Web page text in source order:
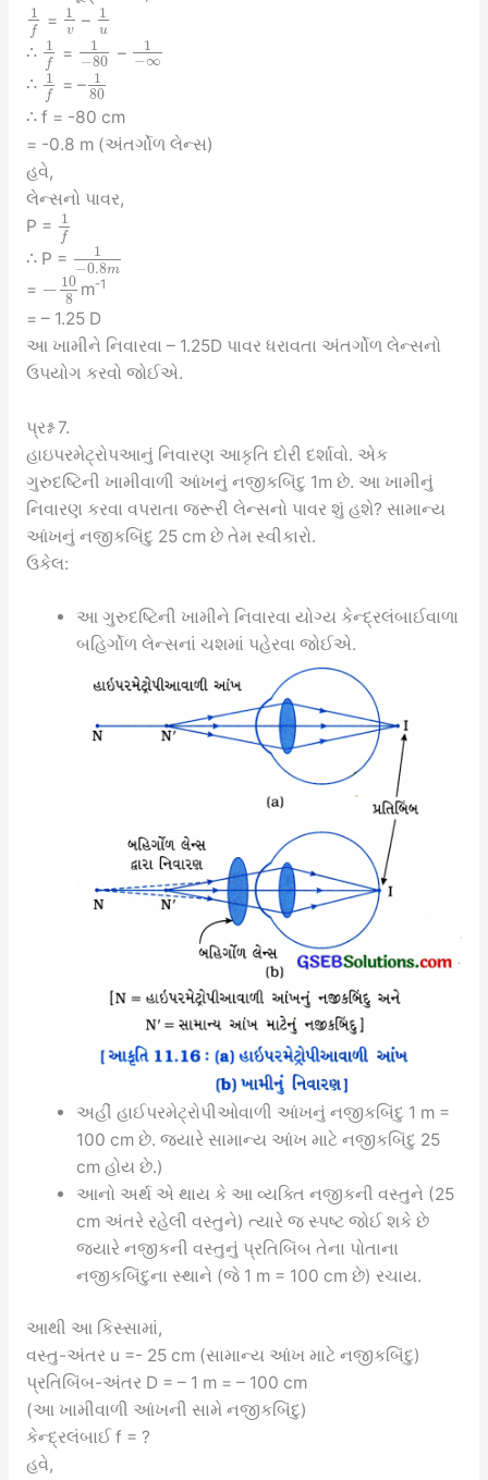
1
f
= 1
v – 1
u
∴ 1
f
=
1
−80 –
1
−∞
∴ 1
f
= – 1
80
∴ f = -80 cm
= -0.8 m (અંતર્ગોળ લેન્સ)
હવે,
લેન્સનો પાવર,
P =
1
f
∴ P =
1
−0.8m
= − 10
8 m-1
= – 1.25 D
આ ખામીને નિવારવા – 1.25D પાવર ધરાવતા અંતર્ગોળ લેન્સનો
ઉપયોગ કરવો જોઈએ.
પ્રશ્ન 7.
હાઇપરમેટ્રોપઆનું નિવારણ આકૃતિ દોરી દર્શાવો. એક
ગુરુદષ્ટિની ખામીવાળી આંખનું નજીકબિંદુ 1m છે. આ ખામીનું
નિવારણ કરવા વપરાતા જરૂરી લેન્સનો પાવર શું હશે? સામાન્ય
આંખનું નજીકબિંદુ 25 cm છે તેમ સ્વીકારો.
ઉકેલ:
આ ગુરુદષ્ટિની ખામીને નિવારવા યોગ્ય કેન્દ્રલંબાઈવાળા
બહિર્ગોળ લેન્સનાં ચશમાં પહેરવા જોઈએ.
અહીં હાઈપરમેટ્રોપીઓવાળી આંખનું નજીકબિંદુ 1 m =
100 cm છે. જ્યારે સામાન્ય આંખ માટે નજીકબિંદુ 25
cm હોય છે.)
આનો અર્થ એ થાય કે આ વ્યક્તિ નજીકની વસ્તુને (25
cm અંતરે રહેલી વસ્તુને) ત્યારે જ સ્પષ્ટ જોઈ શકે છે
જ્યારે નજીકની વસ્તુનું પ્રતિબિંબ તેના પોતાના
નજીકબિંદુના સ્થાને (જે 1 m = 100 cm છે) રચાય.
આથી આ કિસ્સામાં,
વસ્તુ-અંતર u =- 25 cm (સામાન્ય આંખ માટે નજીકબિંદુ)
પ્રતિબિંબ-અંતર D = – 1 m = – 100 cm
(આ ખામીવાળી આંખની સામે નજીકબિંદુ)
કેન્દ્રલંબાઈ f = ?
હવે,